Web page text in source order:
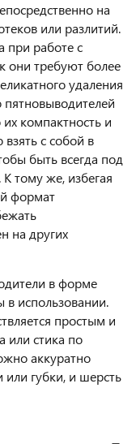
на
или разлитий.
при работе с
они требуют более
удаления
компактность и
с собой в
быть всегда под
тому же, избегая
формат
на других
в форме
в использовании.
простым и
стика по
аккуратно
губки, и шерсть